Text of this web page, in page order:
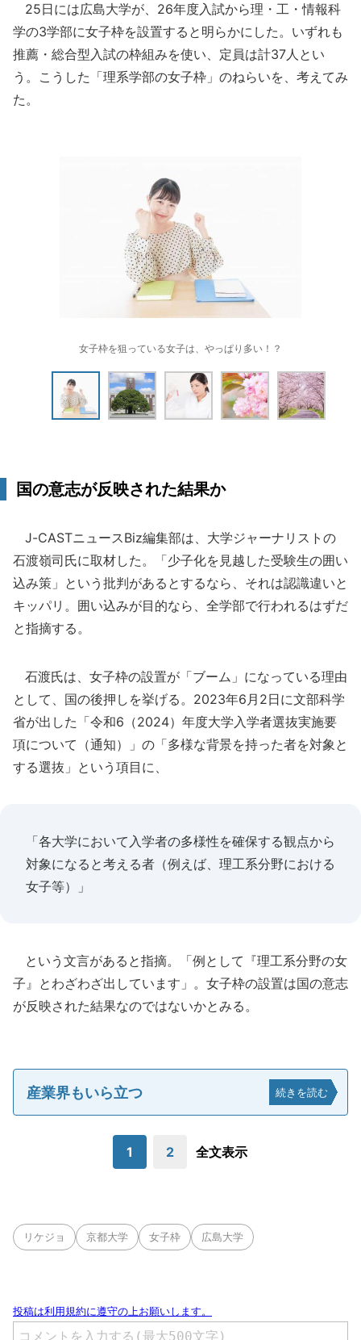
25日には広島大学が、26年度入試から理・工・情報科
学の3学部に女子枠を設置すると明らかにした。いずれも
推薦・総合型入試の枠組みを使い、定員は計37人とい
う。こうした「理系学部の女子枠」のねらいを、考えてみ
た。
女子枠を狙っている女子は、やっぱり多い！？
国の意志が反映された結果か
J-CASTニュースBiz編集部は、大学ジャーナリストの
石渡嶺司氏に取材した。「少子化を見越した受験生の囲い
込み策」という批判があるとするなら、それは認識違いと
キッパリ。囲い込みが目的なら、全学部で行われるはずだ
と指摘する。
石渡氏は、女子枠の設置が「ブーム」になっている理由
として、国の後押しを挙げる。2023年6月2日に文部科学
省が出した「令和6（2024）年度大学入学者選抜実施要
項について（通知）」の「多様な背景を持った者を対象と
する選抜」という項目に、
「各大学において入学者の多様性を確保する観点から
対象になると考える者（例えば、理工系分野における
女子等）」
という文言があると指摘。「例として『理工系分野の女
子』とわざわざ出しています」。女子枠の設置は国の意志
が反映された結果なのではないかとみる。
産業界もいら立つ 続きを読む
1 2 全文表示
リケジョ 京都大学 女子枠 広島大学